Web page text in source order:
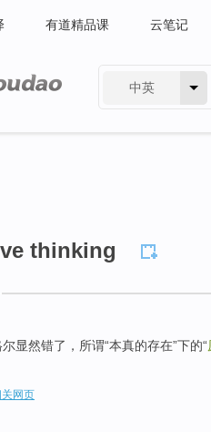
有道精品课 云笔记
中英
thinking
显然错了，所谓“本真的存在”下的“
网页